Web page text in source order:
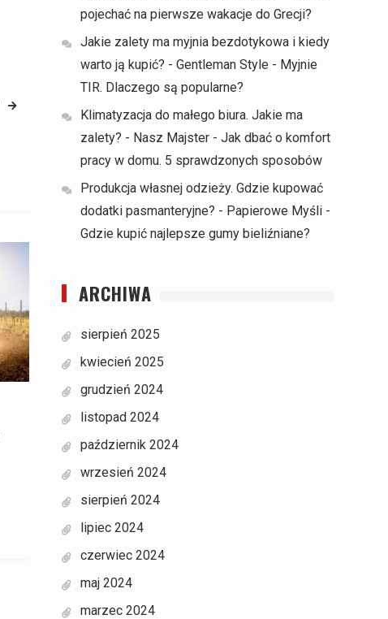
pojechać na pierwsze wakacje do Grecji?
Jakie zalety ma myjnia bezdotykowa i kiedy
warto ją kupić? - Gentleman Style - Myjnie
TIR. Dlaczego są popularne?
Klimatyzacja do małego biura. Jakie ma
zalety? - Nasz Majster - Jak dbać o komfort
pracy w domu. 5 sprawdzonych sposobów
Produkcja własnej odzieży. Gdzie kupować
dodatki pasmanteryjne? - Papierowe Myśli -
Gdzie kupić najlepsze gumy bieliźniane?
ARCHIWA
sierpień 2025
kwiecień 2025
grudzień 2024
listopad 2024
październik 2024
wrzesień 2024
sierpień 2024
lipiec 2024
czerwiec 2024
maj 2024
marzec 2024